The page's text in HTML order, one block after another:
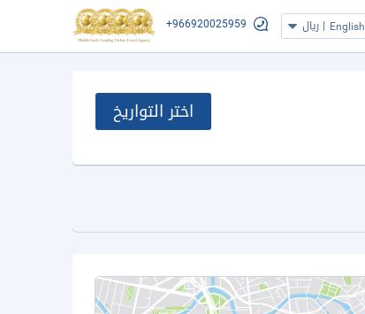
English
| ريال +966920025959
اختر التواريخ